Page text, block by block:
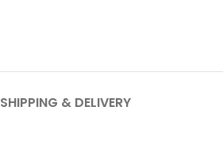
SHIPPING & DELIVERY